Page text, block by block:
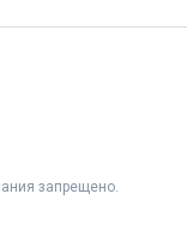
запрещено.